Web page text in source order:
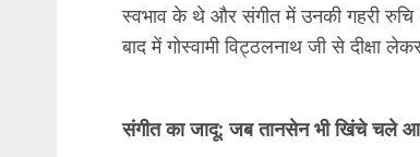
स्वभाव के थे और संगीत में उनकी गहरी
बाद में गोस्वामी विट्ठलनाथ जी से दीक्षा लेकर
संगीत का जादू: जब तानसेन भी खिंचे चले